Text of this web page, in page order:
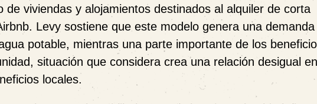
viviendas y alojamientos destinados al alquiler de corta
Levy sostiene que este modelo genera una demanda
potable, mientras una parte importante de los
situación que considera crea una relación desigual
locales.